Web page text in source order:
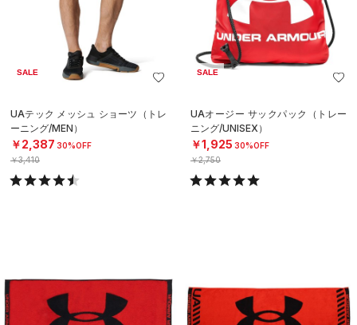
SALE
UAテック メッシュ ショーツ（トレ
ーニング/MEN）
￥2,387 30%OFF
￥3,410
SALE
UAオージー サックパック（トレー
ニング/UNISEX）
￥1,925 30%OFF
￥2,750